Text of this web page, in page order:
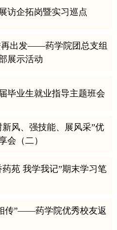
访企拓岗暨实习巡点
再出发——药学院团总支组
展示活动
毕业生就业指导主题班会
风、强技能、展风采”优
会（二）
苑 我学我记”期末学习笔
传”——药学院优秀校友返